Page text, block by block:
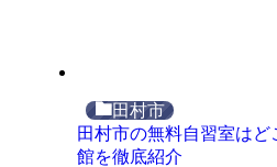
田村市
田村市の無料自習室は
館を徹底紹介